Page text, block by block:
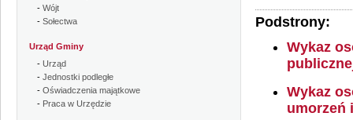
- Wójt
- Sołectwa
Urząd Gminy
- Urząd
- Jednostki podległe
- Oświadczenia majątkowe
- Praca w Urzędzie
Podstrony:
Wykaz
Wykaz
umorzeń